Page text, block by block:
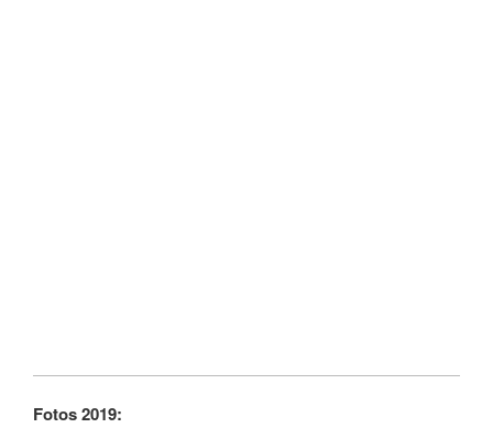
Fotos 2019: